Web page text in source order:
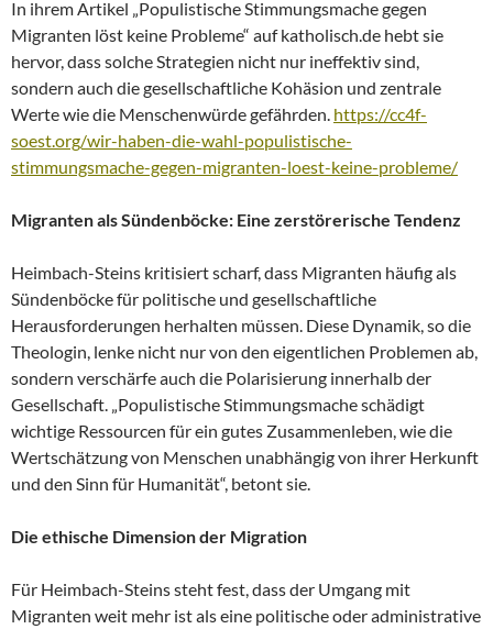
In ihrem Artikel „Populistische Stimmungsmache gegen
Migranten löst keine Probleme“ auf katholisch.de hebt sie
hervor, dass solche Strategien nicht nur ineffektiv sind,
sondern auch die gesellschaftliche Kohäsion und zentrale
Werte wie die Menschenwürde gefährden. https://cc4f-
soest.org/wir-haben-die-wahl-populistische-
stimmungsmache-gegen-migranten-loest-keine-probleme/
Migranten als Sündenböcke: Eine zerstörerische Tendenz
Heimbach-Steins kritisiert scharf, dass Migranten häufig als
Sündenböcke für politische und gesellschaftliche
Herausforderungen herhalten müssen. Diese Dynamik, so die
Theologin, lenke nicht nur von den eigentlichen Problemen ab,
sondern verschärfe auch die Polarisierung innerhalb der
Gesellschaft. „Populistische Stimmungsmache schädigt
wichtige Ressourcen für ein gutes Zusammenleben, wie die
Wertschätzung von Menschen unabhängig von ihrer Herkunft
und den Sinn für Humanität“, betont sie.
Die ethische Dimension der Migration
Für Heimbach-Steins steht fest, dass der Umgang mit
Migranten weit mehr ist als eine politische oder administrative